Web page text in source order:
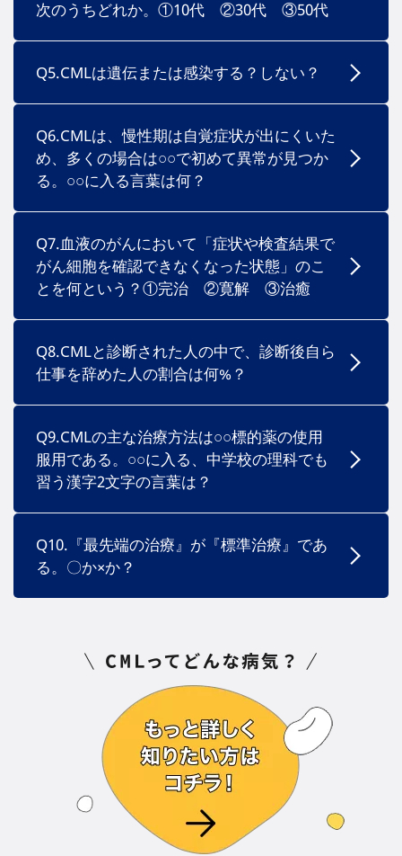
次のうちどれか。①10代 ②30代 ③50代
Q5.CMLは遺伝または感染する？しない？
Q6.CMLは、慢性期は自覚症状が出にくいた
め、多くの場合は○○で初めて異常が見つか
る。○○に入る言葉は何？
Q7.血液のがんにおいて「症状や検査結果で
がん細胞を確認できなくなった状態」のこ
とを何という？①完治 ②寛解 ③治癒
Q8.CMLと診断された人の中で、診断後自ら
仕事を辞めた人の割合は何%？
Q9.CMLの主な治療方法は○○標的薬の使用
服用である。○○に入る、中学校の理科でも
習う漢字2文字の言葉は？
Q10.『最先端の治療』が『標準治療』であ
る。〇か×か？